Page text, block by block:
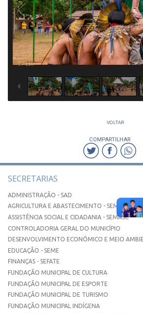
1/110
VOLTAR
COMPARTILHAR
SECRETARIAS
ADMINISTRAÇÃO - SAD
AGRICULTURA E ABASTECIMENTO - SEMAA
ASSISTÊNCIA SOCIAL E CIDADANIA - SEMASC
CONTROLADORIA GERAL DO MUNICÍPIO
DESENVOLVIMENTO ECONÔMICO E MEIO
EDUCAÇÃO - SEME
FINANÇAS - SEFATE
FUNDAÇÃO MUNICIPAL DE CULTURA
FUNDAÇÃO MUNICIPAL DE ESPORTE
FUNDAÇÃO MUNICIPAL DE TURISMO
FUNDAÇÃO MUNICIPAL INDÍGENA